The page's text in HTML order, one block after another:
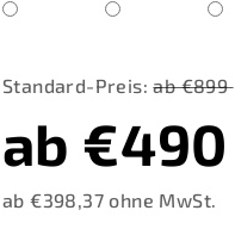
Standard-Preis: ab €899
ab €490
ab€398,37 ohne MwSt.